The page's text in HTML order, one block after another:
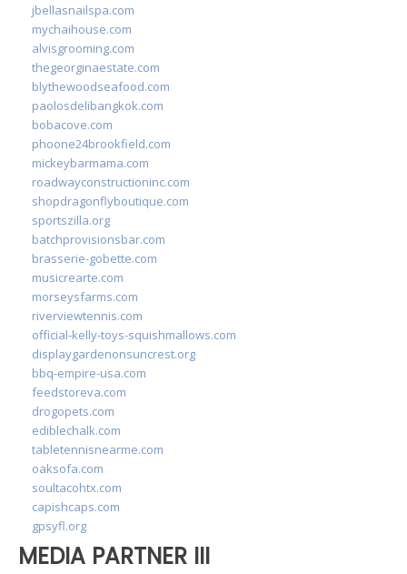
jbellasnailspa.com
mychaihouse.com
alvisgrooming.com
thegeorginaestate.com
blythewoodseafood.com
paolosdelibangkok.com
bobacove.com
phoone24brookfield.com
mickeybarmama.com
roadwayconstructioninc.com
shopdragonflyboutique.com
sportszilla.org
batchprovisionsbar.com
brasserie-gobette.com
musicrearte.com
morseysfarms.com
riverviewtennis.com
official-kelly-toys-squishmallows.com
displaygardenonsuncrest.org
bbq-empire-usa.com
feedstoreva.com
drogopets.com
ediblechalk.com
tabletennisnearme.com
oaksofa.com
soultacohtx.com
capishcaps.com
gpsyfl.org
MEDIA PARTNER III